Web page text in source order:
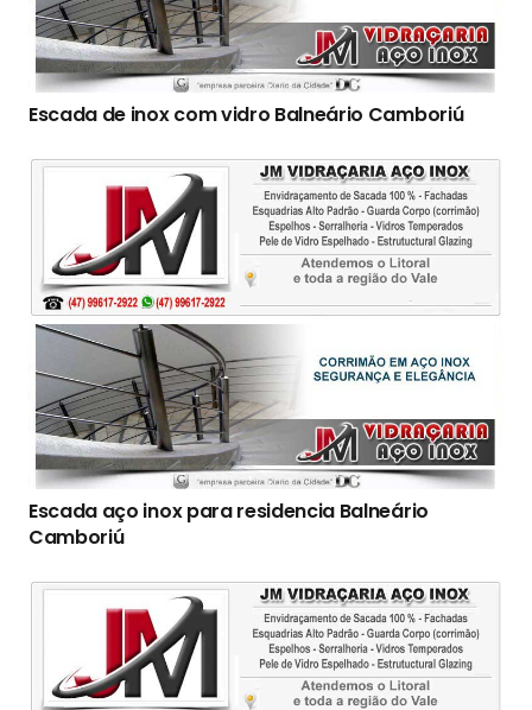
Escada de inox com vidro Balneário Camboriú
Escada aço inox para residencia Balneário
Camboriú